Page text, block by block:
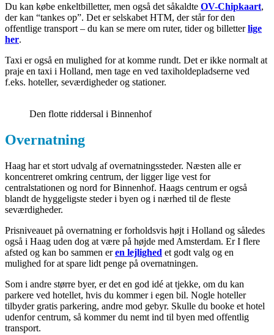
Du kan købe enkeltbilletter, men også det såkaldte OV-Chipkaart,
der kan “tankes op”. Det er selskabet HTM, der står for den
offentlige transport – du kan se mere om ruter, tider og billetterlige
her.
Taxi er også en mulighed for at komme rundt. Det er ikke normalt at
praje en taxi i Holland, men tage en ved taxiholdepladserne ved
f.eks. hoteller, seværdigheder og stationer.
Den flotte riddersal i Binnenhof
Overnatning
Haag har et stort udvalg af overnatningssteder. Næsten alle er
koncentreret omkring centrum, der ligger lige vest for
centralstationen og nord for Binnenhof. Haags centrum er også
blandt de hyggeligste steder i byen og i nærhed til de fleste
seværdigheder.
Prisniveauet på overnatning er forholdsvis højt i Holland og således
også i Haag uden dog at være på højde med Amsterdam. Er I flere
afsted og kan bo sammen eren lejlighed et godt valg og en
mulighed for at spare lidt penge på overnatningen.
Som i andre større byer, er det en god idé at tjekke, om du kan
parkere ved hotellet, hvis du kommer i egen bil. Nogle hoteller
tilbyder gratis parkering, andre mod gebyr. Skulle du booke et hotel
udenfor centrum, så kommer du nemt ind til byen med offentlig
transport.